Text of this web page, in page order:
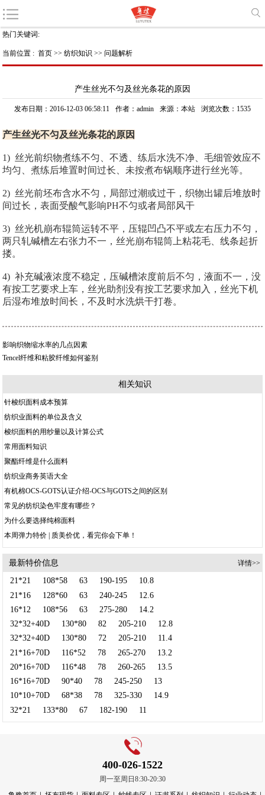
热门关键词:
当前位置 : 首页 >> 纺织知识 >> 问题解析
产生丝光不匀及丝光条花的原因
发布日期：2016-12-03 06:58:11 作者：admin 来源：本站 浏览次数：1535
产生丝光不匀及丝光条花的原因
1) 丝光前织物煮练不匀、不透、练后水洗不净、毛细管效应不
均匀、煮练后堆置时间过长、未按煮布锅顺序进行丝光等。
2) 丝光前坯布含水不匀，局部过潮或过干，织物出罐后堆放时
间过长，表面受酸气影响PH不匀或者局部风干
3) 丝光机崩布辊筒运转不平，压辊凹凸不平或左右压力不匀，
两只轧碱槽左右张力不一，丝光崩布辊筒上粘花毛、线条起折
搂。
4) 补充碱液浓度不稳定，压碱槽浓度前后不匀，液面不一，没
有按工艺要求上车，丝光助剂没有按工艺要求加入，丝光下机
后湿布堆放时间长，不及时水洗烘干打卷。
影响织物缩水率的几点因素
Tencel纤维和粘胶纤维如何鉴别
相关知识
针梭织面料成本预算
纺织业面料的单位及含义
梭织面料的用纱量以及计算公式
常用面料知识
聚酯纤维是什么面料
纺织业商务英语大全
有机棉OCS-GOTS认证介绍-OCS与GOTS之间的区别
常见的纺织染色牢度有哪些？
为什么要选择纯棉面料
本周弹力特价 | 质美价优，看完你会下单！
最新特价信息 详情>>
21*21 108*58 63 190-195
10.8
21*16
128*60 63 240-245
12.6
16*12
108*56 63 275-280
14.2
32*32+40D
130*80 82 205-210
12.8
32*32+40D
130*80 72 205-210
11.4
21*16+70D
116*52 78 265-270
13.2
20*16+70D
116*48 78 260-265
13.5
16*16+70D
90*40 78 245-250
13
10*10+70D
68*38 78 325-330
14.9
32*21
133*80 67 182-190 11
400-026-1522
周一至周日8:30-20:30